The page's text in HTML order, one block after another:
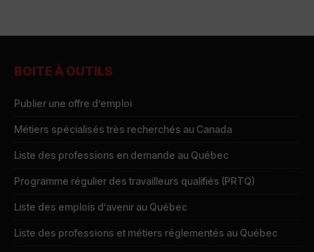
BOITE À OUTILS
Publier une offre d’emploi
Métiers spécialisés très recherchés au Canada
Liste des professions en demande au Québec
Programme régulier des travailleurs qualifiés (PRTQ)
Liste des emplois d’avenir au Québec
Liste des professions et métiers réglementés au Québec